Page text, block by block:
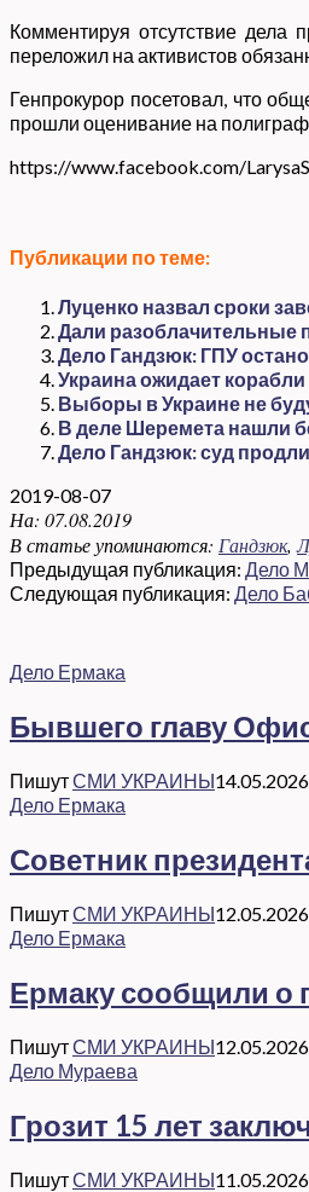
Комментируя отсутствие дела
переложил на активистов
Генпрокурор посетовал, что
прошли оценивание на
https://www.facebook.com/
Публикации по теме:
Луценко назвал сроки
Дали разоблачительные
Дело Гандзюк: ГПУ
Украина ожидает
Выборы в Украине не
В деле Шеремета нашли
Дело Гандзюк: суд
2019-08-07
На: 07.08.2019
В статье упоминаются: Гандзюк,
Предыдущая публикация: Дело
Следующая публикация: Дело
Дело Ермака
Бывшего главу
ПишутСМИ УКРАИНЫ14.05.2026
Дело Ермака
Советник
ПишутСМИ УКРАИНЫ12.05.2026
Дело Ермака
Ермаку сообщили о
ПишутСМИ УКРАИНЫ12.05.2026
Дело Мураева
Грозит 15 лет
ПишутСМИ УКРАИНЫ11.05.2026